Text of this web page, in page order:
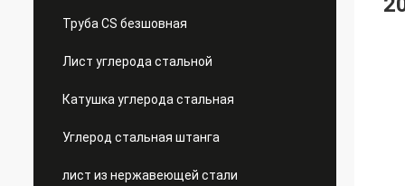
Труба CS безшовная
Лист углерода стальной
Катушка углерода стальная
Углерод стальная штанга
лист из нержавеющей стали